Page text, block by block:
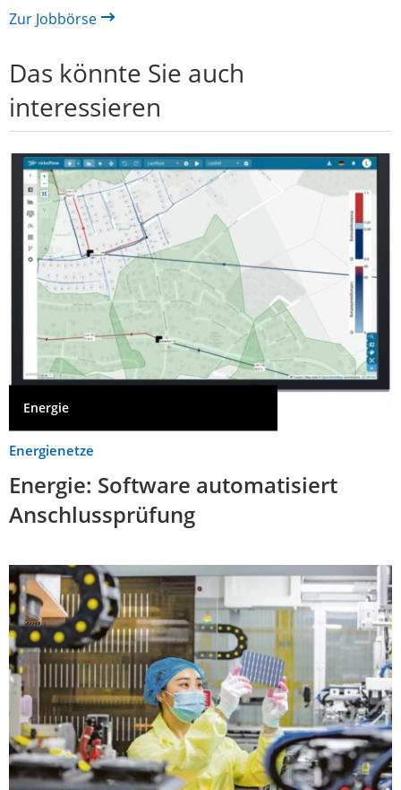
Zur Jobbörse
Das könnte Sie auch
interessieren
Energie
Energienetze
Energie: Software automatisiert
Anschlussprüfung